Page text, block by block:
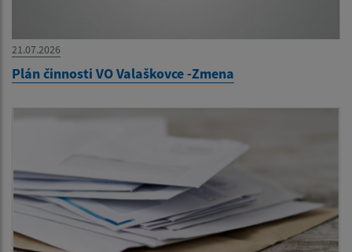
21.07.2026
Plán činnosti VO Valaškovce -Zmena